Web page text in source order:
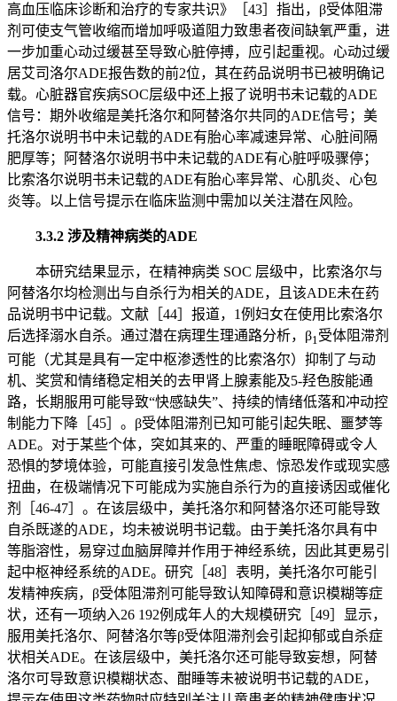
高血压临床诊断和治疗的专家共识》［43］指出，β受体阻滞
剂可使支气管收缩而增加呼吸道阻力致患者夜间缺氧严重，进
一步加重心动过缓甚至导致心脏停搏，应引起重视。心动过缓
居艾司洛尔ADE报告数的前2位，其在药品说明书已被明确记
载。心脏器官疾病SOC层级中还上报了说明书未记载的ADE
信号：期外收缩是美托洛尔和阿替洛尔共同的ADE信号；美
托洛尔说明书中未记载的ADE有胎心率减速异常、心脏间隔
肥厚等；阿替洛尔说明书中未记载的ADE有心脏呼吸骤停；
比索洛尔说明书未记载的ADE有胎心率异常、心肌炎、心包
炎等。以上信号提示在临床监测中需加以关注潜在风险。
3.3.2 涉及精神病类的ADE
本研究结果显示，在精神病类 SOC 层级中，比索洛尔与
阿替洛尔均检测出与自杀行为相关的ADE，且该ADE未在药
品说明书中记载。文献［44］报道，1例妇女在使用比索洛尔
后选择溺水自杀。通过潜在病理生理通路分析，β1受体阻滞剂
可能（尤其是具有一定中枢渗透性的比索洛尔）抑制了与动
机、奖赏和情绪稳定相关的去甲肾上腺素能及5-羟色胺能通
路，长期服用可能导致“快感缺失”、持续的情绪低落和冲动控
制能力下降［45］。β受体阻滞剂已知可能引起失眠、噩梦等
ADE。对于某些个体，突如其来的、严重的睡眠障碍或令人
恐惧的梦境体验，可能直接引发急性焦虑、惊恐发作或现实感
扭曲，在极端情况下可能成为实施自杀行为的直接诱因或催化
剂［46-47］。在该层级中，美托洛尔和阿替洛尔还可能导致
自杀既遂的ADE，均未被说明书记载。由于美托洛尔具有中
等脂溶性，易穿过血脑屏障并作用于神经系统，因此其更易引
起中枢神经系统的ADE。研究［48］表明，美托洛尔可能引
发精神疾病，β受体阻滞剂可能导致认知障碍和意识模糊等症
状，还有一项纳入26 192例成年人的大规模研究［49］显示，
服用美托洛尔、阿替洛尔等β受体阻滞剂会引起抑郁或自杀症
状相关ADE。在该层级中，美托洛尔还可能导致妄想，阿替
洛尔可导致意识模糊状态、酣睡等未被说明书记载的ADE，